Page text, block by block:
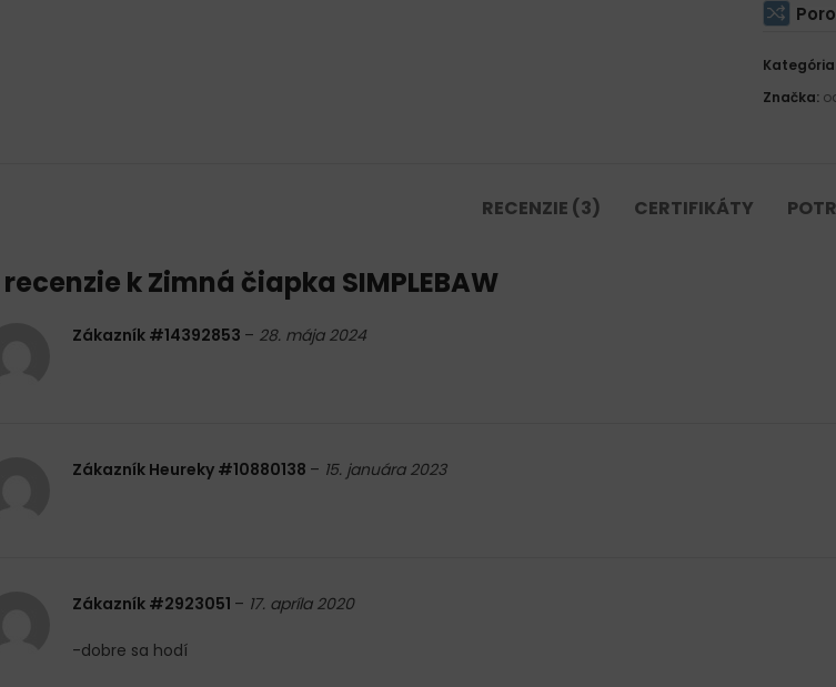
Značka:
RECENZIE (3) CERTIFIKÁTY
recenzie kZimná čiapka SIMPLEBAW
Zákazník #14392853 – 28. mája 2024
Zákazník Heureky #10880138 – 15. januára 2023
Zákazník #2923051 – 17. apríla 2020
-dobre sa hodí